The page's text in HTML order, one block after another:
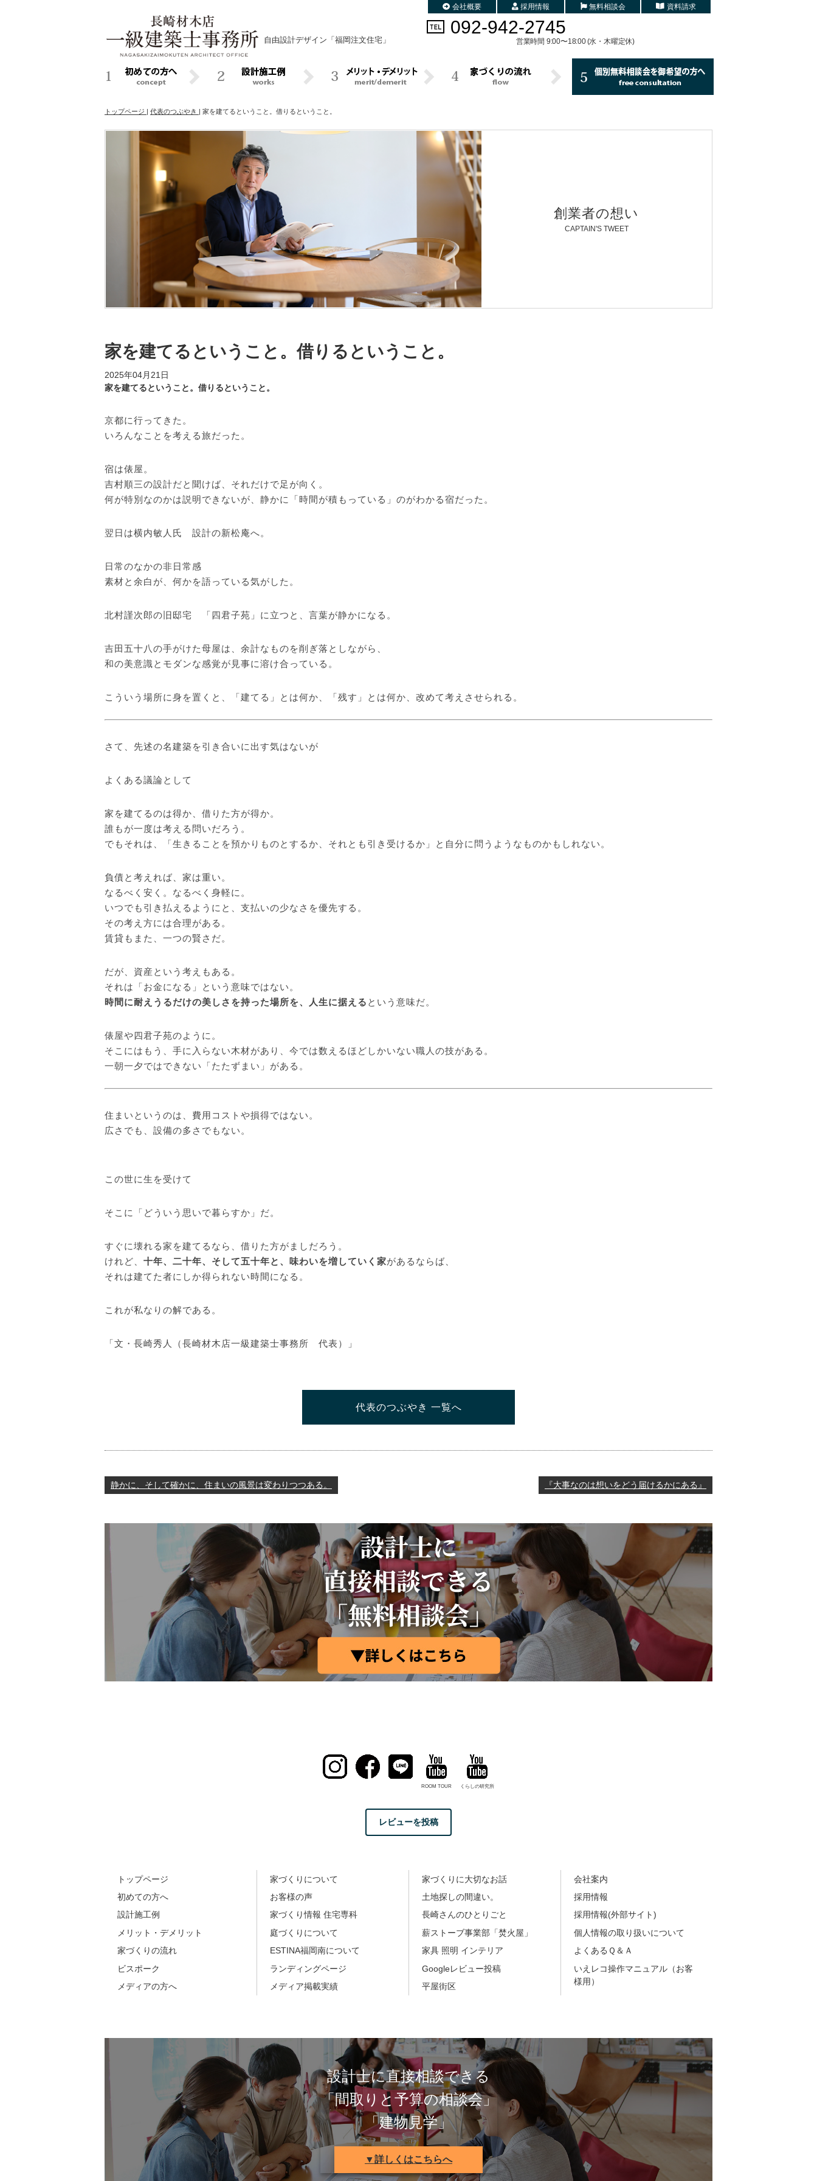
自由設計デザイン 「福岡注文住宅」
会社概要 採用情報 無料相談会 資料請求
092-942-2745
営業時間 9:00〜18:00 (水・木曜定休)
トップページ | 代表のつぶやき | 家を建てるということ。借りるということ。
創業者の想い
CAPTAIN'S TWEET
家を建てるということ。借りるということ。
2025年04月21日
家を建てるということ。借りるということ。
京都に行ってきた。
いろんなことを考える旅だった。
宿は俵屋。
吉村順三の設計だと聞けば、それだけで足が向く。
何が特別なのかは説明できないが、静かに「時間が積もっている」のがわかる宿だった。
翌日は横内敏人氏 設計の新松庵へ。
日常のなかの非日常感
素材と余白が、何かを語っている気がした。
北村謹次郎の旧邸宅 「四君子苑」に立つと、言葉が静かになる。
吉田五十八の手がけた母屋は、余計なものを削ぎ落としながら、
和の美意識とモダンな感覚が見事に溶け合っている。
こういう場所に身を置くと、「建てる」とは何か、「残す」とは何か、改めて考えさせられる。
さて、先述の名建築を引き合いに出す気はないが
よくある議論として
家を建てるのは得か、借りた方が得か。
誰もが一度は考える問いだろう。
でもそれは、「生きることを預かりものとするか、それとも引き受けるか」と自分に問うようなものかもしれない。
負債と考えれば、家は重い。
なるべく安く。なるべく身軽に。
いつでも引き払えるようにと、支払いの少なさを優先する。
その考え方には合理がある。
賃貸もまた、一つの賢さだ。
だが、資産という考えもある。
それは「お金になる」という意味ではない。
時間に耐えうるだけの美しさを持った場所を、人生に据える という意味だ。
俵屋や四君子苑のように。
そこにはもう、手に入らない木材があり、今では数えるほどしかいない職人の技がある。
一朝一夕ではできない「たたずまい」がある。
住まいというのは、費用コストや損得ではない。
広さでも、設備の多さでもない。
この世に生を受けて
そこに「どういう思いで暮らすか」だ。
すぐに壊れる家を建てるなら、借りた方がましだろう。
けれど、 十年、二十年、そして五十年と、味わいを増していく家があるならば、
それは建てた者にしか得られない時間になる。
これが私なりの解である。
「文・長崎秀人（長崎材木店一級建築士事務所 代表）」
代表のつぶやき 一覧へ
静かに、そして確かに、住まいの風景は変わりつつある。 『大事なのは想いをどう届けるかにある』
ROOM TOUR くらしの研究所
レビューを投稿
トップページ
初めての方へ
設計施工例
メリット・デメリット
家づくりの流れ
ビスポーク
メディアの方へ
家づくりについて
お客様の声
家づくり情報 住宅専科
庭づくりについて
ESTINA福岡南について
ランディングページ
メディア掲載実績
家づくりに大切なお話
土地探しの間違い。
長崎さんのひとりごと
薪ストーブ事業部「焚火屋」
家具 照明 インテリア
Googleレビュー投稿
平屋街区
会社案内
採用情報
採用情報(外部サイト)
個人情報の取り扱いについて
よくあるＱ＆Ａ
いえレコ操作マニュアル（お客
様用）
設計士に直接相談できる
「間取りと予算の相談会」
「建物見学」
▼詳しくはこちらへ